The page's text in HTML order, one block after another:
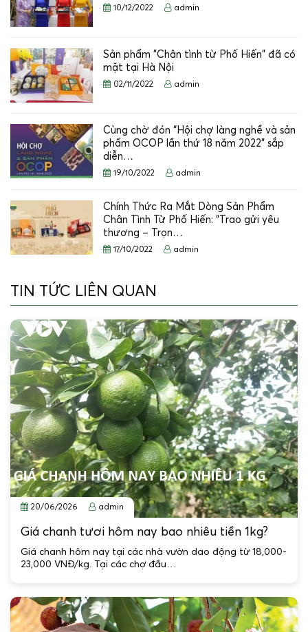
10/12/2022 admin
Sản phẩm "Chân tình từ Phố Hiến" đã có
mặt tại Hà Nội
02/11/2022 admin
Cùng chờ đón “Hội chợ làng nghề và sản
phẩm OCOP lần thứ 18 năm 2022” sắp
diễn…
19/10/2022 admin
Chính Thức Ra Mắt Dòng Sản Phẩm
Chân Tình Từ Phố Hiến: “Trao gửi yêu
thương – Trọn…
17/10/2022 admin
TIN TỨC LIÊN QUAN
20/06/2026 admin
Giá chanh tươi hôm nay bao nhiêu tiền 1kg?
Giá chanh hôm nay tại các nhà vườn dao động từ 18,000-
23,000 VNĐ/kg. Tại các chợ đầu…